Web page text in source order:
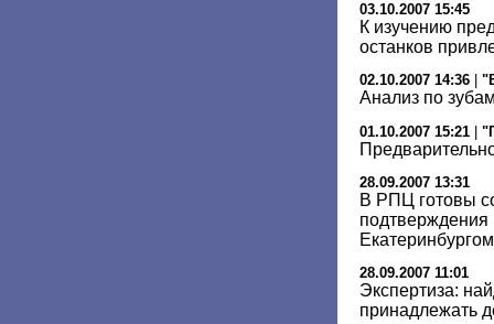
03.10.2007 15:45
К изучению
останков
02.10.2007 14:36
Анализ по
01.10.2007 15:21 |
28.09.2007 13:31
В РПЦ готовы
28.09.2007 11:01
Экспертиза:
принадлежать